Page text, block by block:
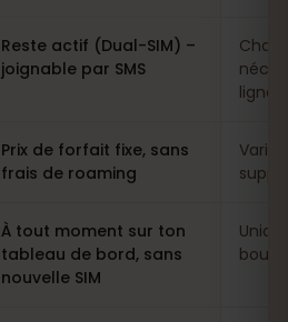
Reste actif (Dual-SIM) –
joignable par SMS
ligne
Prix de forfait fixe, sans
frais de roaming
À tout moment sur ton
tableau de bord, sans
nouvelle SIM